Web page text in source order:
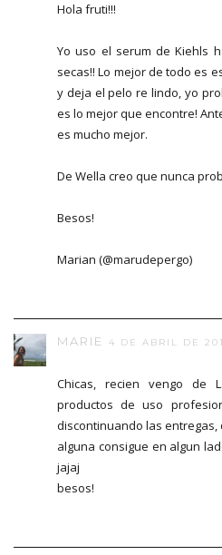
Hola fruti!!!
Yo uso el serum de Kiehls
secas!! Lo mejor de todo es
y deja el pelo re lindo, yo
es lo mejor que encontre!
es mucho mejor.
De Wella creo que nunca
Besos!
Marian (@marudepergo)
MARIE 4 DE ABRIL DE
Chicas, recien vengo de
productos de uso
discontinuando las entregas,
alguna consigue en algun
jajaj
besos!